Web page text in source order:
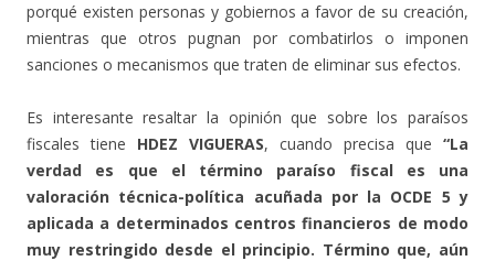
porqué existen personas y gobiernos a favor de su creación,
mientras que otros pugnan por combatirlos o imponen
sanciones o mecanismos que traten de eliminar sus efectos.
Es interesante resaltar la opinión que sobre los paraísos
fiscales tiene HDEZ VIGUERAS, cuando precisa que “La
verdad es que el término paraíso fiscal es una
valoración técnica-política acuñada por la OCDE 5 y
aplicada a determinados centros financieros de modo
muy restringido desde el principio. Término que, aún